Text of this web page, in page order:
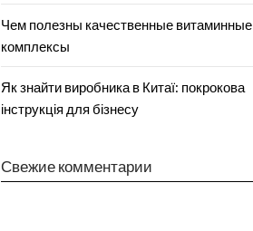
Чем полезны качественные витаминные
комплексы
Як знайти виробника в Китаї: покрокова
інструкція для бізнесу
Свежие комментарии